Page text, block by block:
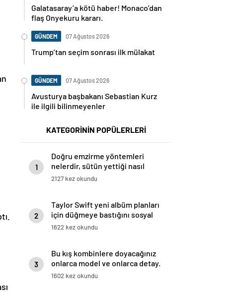
Galatasaray’a kötü haber! Monaco’dan
flaş Onyekuru kararı.
GÜNDEM 07 Ağustos 2026
Trump’tan seçim sonrası ilk mülakat
GÜNDEM 07 Ağustos 2026
Avusturya başbakanı Sebastian Kurz
ile ilgili bilinmeyenler
KATEGORİNİN POPÜLERLERİ
1
Doğru emzirme yöntemleri
nelerdir, sütün yettiği nasıl
anlaşılır?
2127 kez okundu
2
Taylor Swift yeni albüm planları
için düğmeye bastığını sosyal
medyadan duyurdu!
1622 kez okundu
3
Bu kış kombinlere doyacağınız
onlarca model ve onlarca detay.
1602 kez okundu